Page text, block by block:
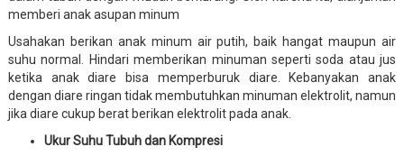
memberi anak asupan minum
Usahakan berikan anak minum air putih, baik hangat maupun air
suhu normal. Hindari memberikan minuman seperti soda atau jus
ketika anak diare bisa memperburuk diare. Kebanyakan anak
dengan diare ringan tidak membutuhkan minuman elektrolit, namun
jika diare cukup berat berikan elektrolit pada anak.
Ukur Suhu Tubuh dan Kompresi